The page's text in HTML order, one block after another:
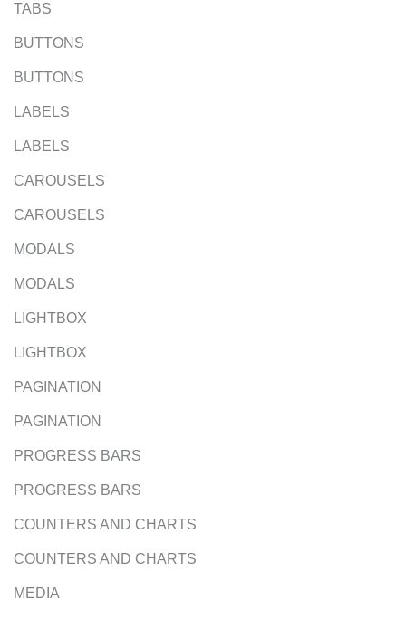
TABS
BUTTONS
BUTTONS
LABELS
LABELS
CAROUSELS
CAROUSELS
MODALS
MODALS
LIGHTBOX
LIGHTBOX
PAGINATION
PAGINATION
PROGRESS BARS
PROGRESS BARS
COUNTERS AND CHARTS
COUNTERS AND CHARTS
MEDIA